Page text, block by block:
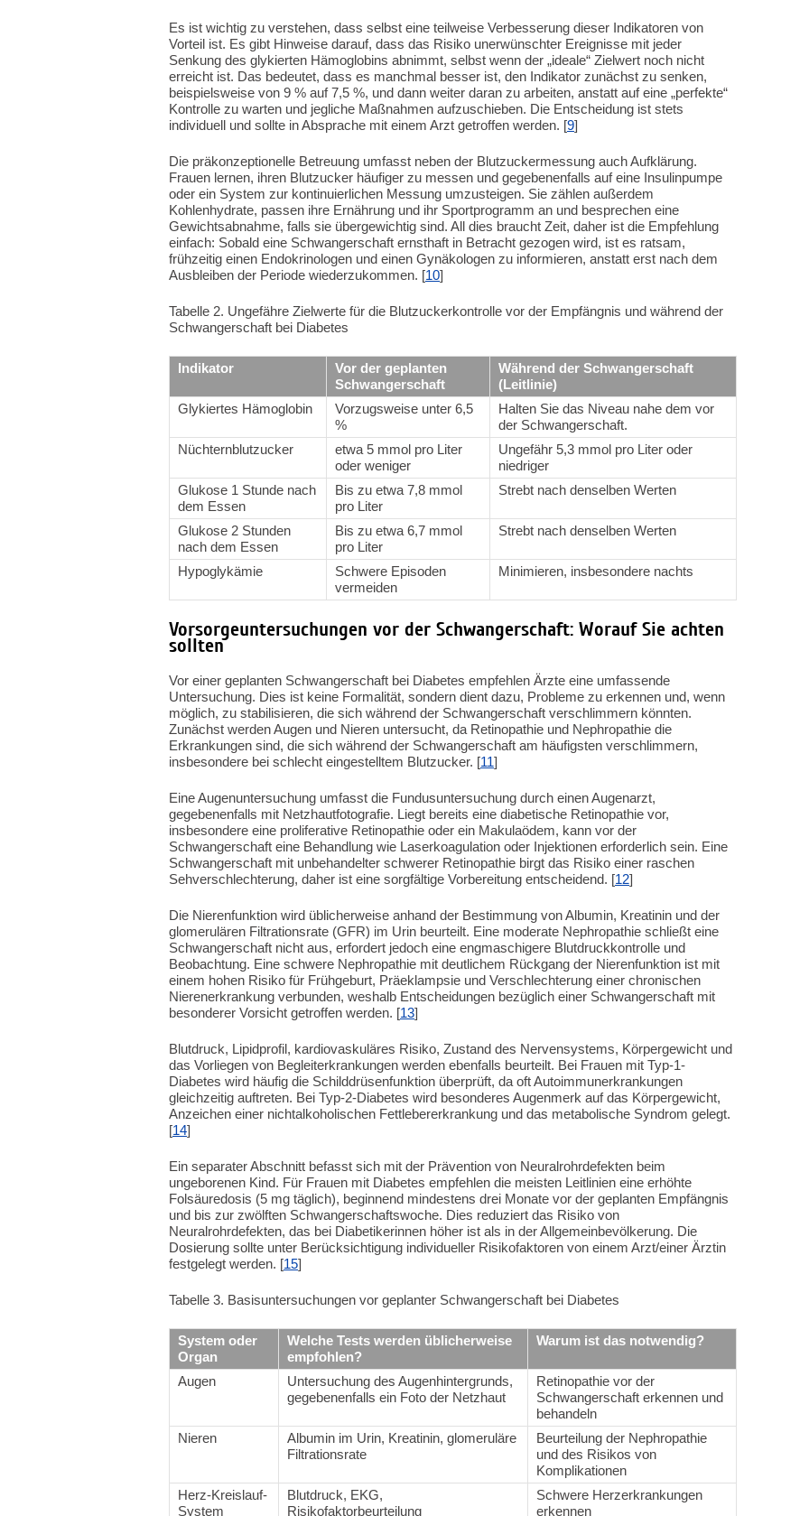
Es ist wichtig zu verstehen, dass selbst eine teilweise Verbesserung dieser Indikatoren von
Vorteil ist. Es gibt Hinweise darauf, dass das Risiko unerwünschter Ereignisse mit jeder
Senkung des glykierten Hämoglobins abnimmt, selbst wenn der „ideale“ Zielwert noch nicht
erreicht ist. Das bedeutet, dass es manchmal besser ist, den Indikator zunächst zu senken,
beispielsweise von 9 % auf 7,5 %, und dann weiter daran zu arbeiten, anstatt auf eine „perfekte“
Kontrolle zu warten und jegliche Maßnahmen aufzuschieben. Die Entscheidung ist stets
individuell und sollte in Absprache mit einem Arzt getroffen werden. [9]
Die präkonzeptionelle Betreuung umfasst neben der Blutzuckermessung auch Aufklärung.
Frauen lernen, ihren Blutzucker häufiger zu messen und gegebenenfalls auf eine Insulinpumpe
oder ein System zur kontinuierlichen Messung umzusteigen. Sie zählen außerdem
Kohlenhydrate, passen ihre Ernährung und ihr Sportprogramm an und besprechen eine
Gewichtsabnahme, falls sie übergewichtig sind. All dies braucht Zeit, daher ist die Empfehlung
einfach: Sobald eine Schwangerschaft ernsthaft in Betracht gezogen wird, ist es ratsam,
frühzeitig einen Endokrinologen und einen Gynäkologen zu informieren, anstatt erst nach dem
Ausbleiben der Periode wiederzukommen. [10]
Tabelle 2. Ungefähre Zielwerte für die Blutzuckerkontrolle vor der Empfängnis und während der
Schwangerschaft bei Diabetes
Indikator
Vor der geplanten
Schwangerschaft
Während der Schwangerschaft
(Leitlinie)
Glykiertes Hämoglobin
Vorzugsweise unter 6,5
%
Halten Sie das Niveau nahe dem vor
der Schwangerschaft.
Nüchternblutzucker
etwa 5 mmol pro Liter
oder weniger
Ungefähr 5,3 mmol pro Liter oder
niedriger
Glukose 1 Stunde nach
dem Essen
Bis zu etwa 7,8 mmol
pro Liter
Strebt nach denselben Werten
Glukose 2 Stunden
nach dem Essen
Bis zu etwa 6,7 mmol
pro Liter
Strebt nach denselben Werten
Hypoglykämie
Schwere Episoden
vermeiden
Minimieren, insbesondere nachts
Vorsorgeuntersuchungen vor der Schwangerschaft: Worauf Sie achten
sollten
Vor einer geplanten Schwangerschaft bei Diabetes empfehlen Ärzte eine umfassende
Untersuchung. Dies ist keine Formalität, sondern dient dazu, Probleme zu erkennen und, wenn
möglich, zu stabilisieren, die sich während der Schwangerschaft verschlimmern könnten.
Zunächst werden Augen und Nieren untersucht, da Retinopathie und Nephropathie die
Erkrankungen sind, die sich während der Schwangerschaft am häufigsten verschlimmern,
insbesondere bei schlecht eingestelltem Blutzucker. [11]
Eine Augenuntersuchung umfasst die Fundusuntersuchung durch einen Augenarzt,
gegebenenfalls mit Netzhautfotografie. Liegt bereits eine diabetische Retinopathie vor,
insbesondere eine proliferative Retinopathie oder ein Makulaödem, kann vor der
Schwangerschaft eine Behandlung wie Laserkoagulation oder Injektionen erforderlich sein. Eine
Schwangerschaft mit unbehandelter schwerer Retinopathie birgt das Risiko einer raschen
Sehverschlechterung, daher ist eine sorgfältige Vorbereitung entscheidend. [12]
Die Nierenfunktion wird üblicherweise anhand der Bestimmung von Albumin, Kreatinin und der
glomerulären Filtrationsrate (GFR) im Urin beurteilt. Eine moderate Nephropathie schließt eine
Schwangerschaft nicht aus, erfordert jedoch eine engmaschigere Blutdruckkontrolle und
Beobachtung. Eine schwere Nephropathie mit deutlichem Rückgang der Nierenfunktion ist mit
einem hohen Risiko für Frühgeburt, Präeklampsie und Verschlechterung einer chronischen
Nierenerkrankung verbunden, weshalb Entscheidungen bezüglich einer Schwangerschaft mit
besonderer Vorsicht getroffen werden. [13]
Blutdruck, Lipidprofil, kardiovaskuläres Risiko, Zustand des Nervensystems, Körpergewicht und
das Vorliegen von Begleiterkrankungen werden ebenfalls beurteilt. Bei Frauen mit Typ-1-
Diabetes wird häufig die Schilddrüsenfunktion überprüft, da oft Autoimmunerkrankungen
gleichzeitig auftreten. Bei Typ-2-Diabetes wird besonderes Augenmerk auf das Körpergewicht,
Anzeichen einer nichtalkoholischen Fettlebererkrankung und das metabolische Syndrom gelegt.
[14]
Ein separater Abschnitt befasst sich mit der Prävention von Neuralrohrdefekten beim
ungeborenen Kind. Für Frauen mit Diabetes empfehlen die meisten Leitlinien eine erhöhte
Folsäuredosis (5 mg täglich), beginnend mindestens drei Monate vor der geplanten Empfängnis
und bis zur zwölften Schwangerschaftswoche. Dies reduziert das Risiko von
Neuralrohrdefekten, das bei Diabetikerinnen höher ist als in der Allgemeinbevölkerung. Die
Dosierung sollte unter Berücksichtigung individueller Risikofaktoren von einem Arzt/einer Ärztin
festgelegt werden. [15]
Tabelle 3. Basisuntersuchungen vor geplanter Schwangerschaft bei Diabetes
System oder
Organ
Welche Tests werden üblicherweise
empfohlen?
Warum ist das notwendig?
Augen
Untersuchung des Augenhintergrunds,
gegebenenfalls ein Foto der Netzhaut
Retinopathie vor der
Schwangerschaft erkennen und
behandeln
Nieren
Albumin im Urin, Kreatinin, glomeruläre
Filtrationsrate
Beurteilung der Nephropathie
und des Risikos von
Komplikationen
Herz-Kreislauf-
System
Blutdruck, EKG,
Risikofaktorbeurteilung
Schwere Herzerkrankungen
erkennen